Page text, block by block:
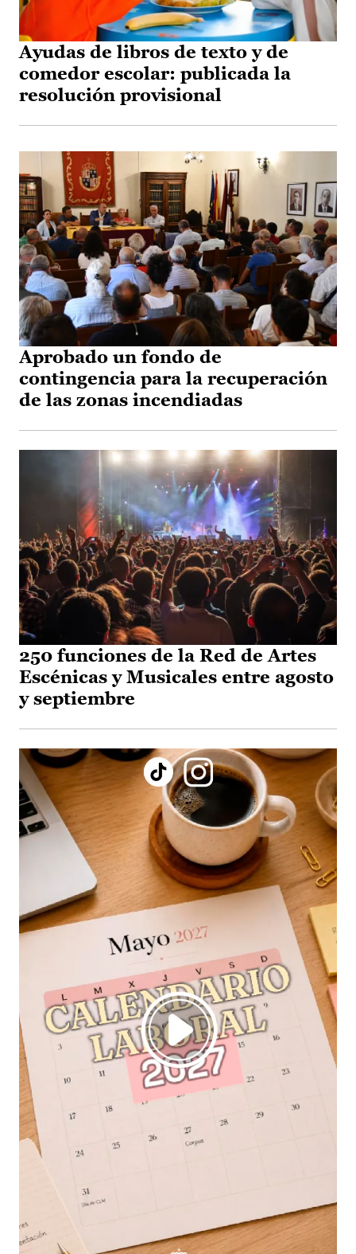
Ayudas de libros de texto y de
comedor escolar: publicada la
resolución provisional
Aprobado un fondo de
contingencia para la recuperación
de las zonas incendiadas
250 funciones de la Red de Artes
Escénicas y Musicales entre agosto
y septiembre